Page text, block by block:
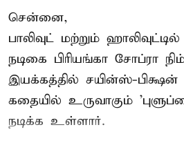
சென்னை,
பாலிவுட் மற்றும்
நடிகை பிரியங்கா சோப்ரா
இயக்கத்தில் சயின்ஸ்-
கதையில் உருவாகும்
நடிக்க உள்ளார்.